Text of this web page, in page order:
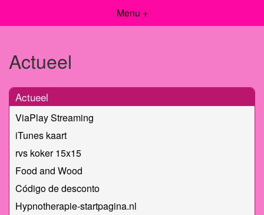
Menu +
Actueel
Actueel
ViaPlay Streaming
iTunes kaart
rvs koker 15x15
Food and Wood
Código de desconto
Hypnotherapie-startpagina.nl